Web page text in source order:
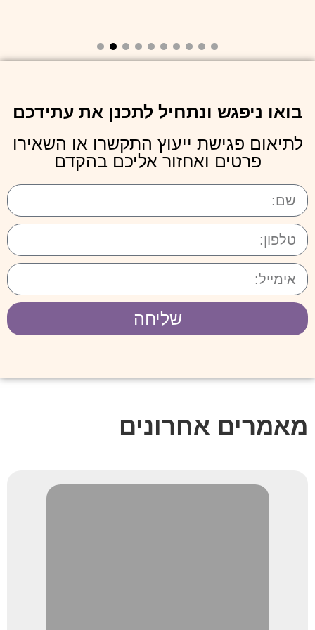
בואו ניפגש ונתחיל לתכנן את עתידכם
לתיאום פגישת ייעוץ התקשרו או השאירו
פרטים ואחזור אליכם בהקדם
שליחה
מאמרים אחרונים